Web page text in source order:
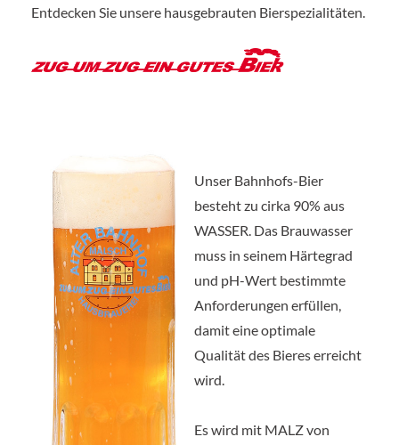
Entdecken Sie unsere hausgebrauten Bierspezialitäten.
Unser Bahnhofs-Bier
besteht zu cirka 90% aus
WASSER. Das Brauwasser
muss in seinem Härtegrad
und pH-Wert bestimmte
Anforderungen erfüllen,
damit eine optimale
Qualität des Bieres erreicht
wird.
Es wird mit MALZvon